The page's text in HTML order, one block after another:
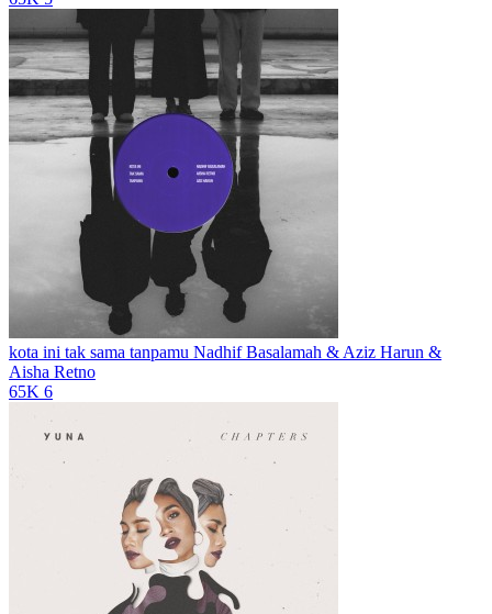
kota ini tak sama tanpamu Nadhif Basalamah & Aziz Harun &
Aisha Retno
65K 6